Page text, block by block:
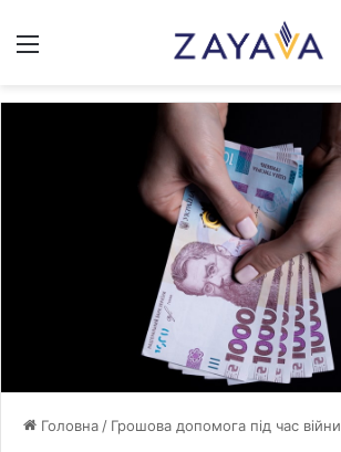
Меню
Головна/ Грошова допомога під час війни